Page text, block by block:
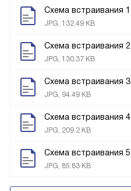
Схема встраивания 1
JPG, 132.49 KB
Схема встраивания 2
JPG, 130.37 KB
Схема встраивания 3
JPG, 94.49 KB
Схема встраивания 4
JPG, 209.2 KB
Схема встраивания 5
JPG, 85.83 KB